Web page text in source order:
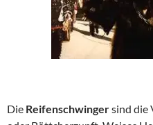
Die Reifenschwingersind die